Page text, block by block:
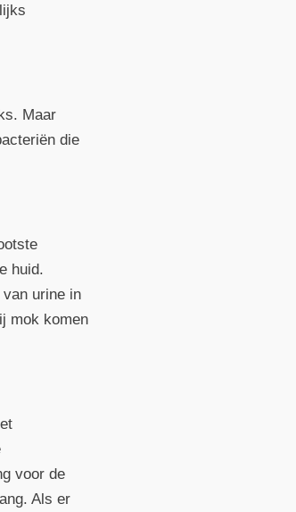
Maar
die
huid.
urine in
mok komen
voor de
Als er